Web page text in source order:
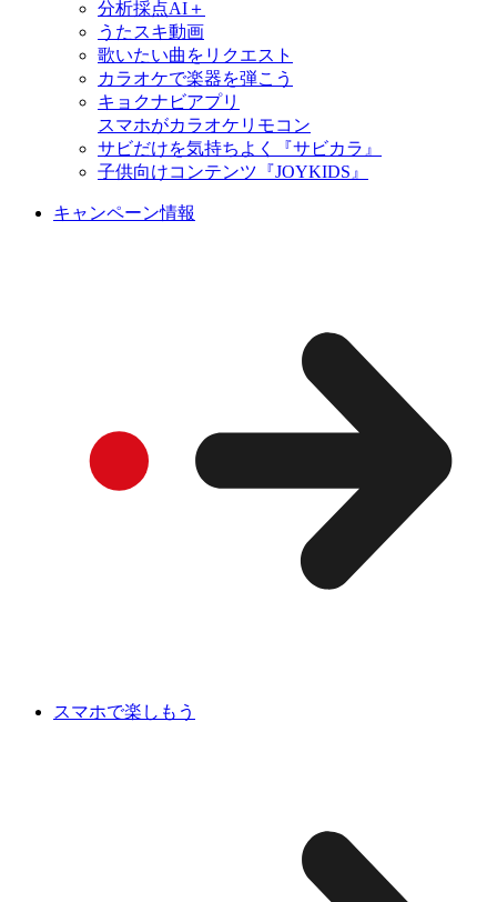
分析採点AI＋
うたスキ動画
歌いたい曲をリクエスト
カラオケで楽器を弾こう
キョクナビアプリ
スマホがカラオケリモコン
サビだけを気持ちよく『サビカラ』
子供向けコンテンツ『JOYKIDS』
キャンペーン情報
スマホで楽しもう